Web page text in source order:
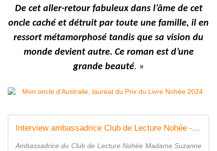
De cet aller-retour fabuleux dans l’âme de cet
oncle caché et détruit par toute une famille, il en
ressort métamorphosé tandis que sa vision du
monde devient autre. Ce roman est d’une
grande beauté. »
Interview ambassadrice Club de Lecture Nohée - Suzanne Davias
Ambassadrice du Club de Lecture Nohée Madame Suzanne